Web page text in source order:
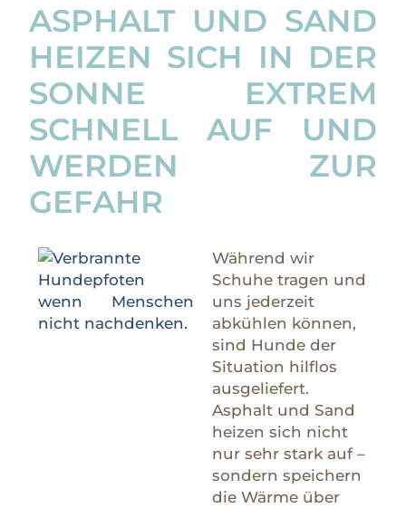
ASPHALT UND SAND
HEIZEN SICH IN DER
SONNE EXTREM
SCHNELL AUF UND
WERDEN ZUR
GEFAHR
Während wir
Schuhe tragen und
uns jederzeit
abkühlen können,
sind Hunde der
Situation hilflos
ausgeliefert.
Asphalt und Sand
heizen sich nicht
nur sehr stark auf –
sondern speichern
die Wärme über